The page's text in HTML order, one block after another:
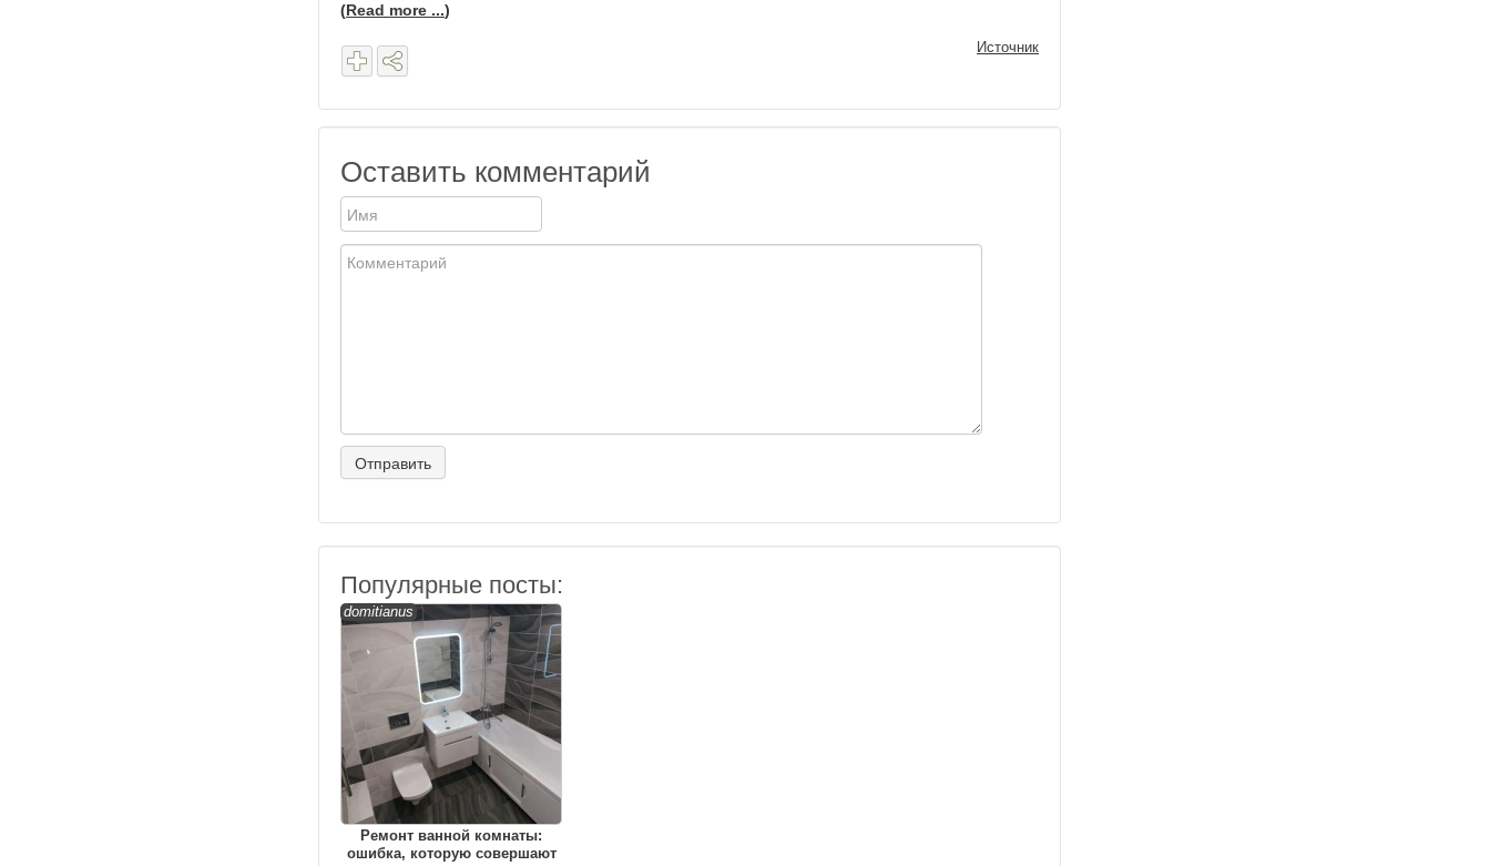
(Read more ...)
Источник
Оставить комментарий
Популярные посты:
domitianus
Ремонт ванной комнаты:
ошибка, которую совершают